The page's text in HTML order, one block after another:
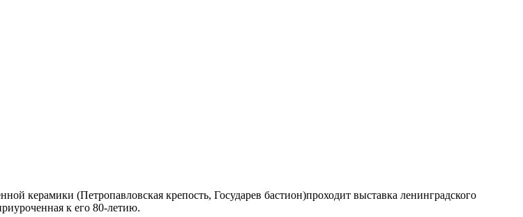
керамики (Петропавловская крепость, Государев бастион)проходит выставка ленинградского
к его 80-летию.